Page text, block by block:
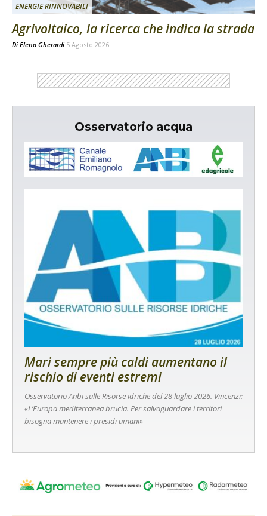
ENERGIE RINNOVABILI
Agrivoltaico, la ricerca che indica la strada
Di Elena Gherardi 5 Agosto 2026
Osservatorio acqua
Mari sempre più caldi aumentano il
rischio di eventi estremi
Osservatorio Anbi sulle Risorse idriche del 28 luglio 2026. Vincenzi:
«L’Europa mediterranea brucia. Per salvaguardare i territori
bisogna mantenere i presidi umani»